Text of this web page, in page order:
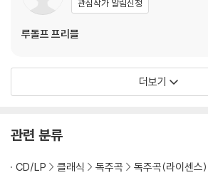
관심작가 알림신청
루돌프 프리믈
더보기
관련 분류
CD/LP 클래식 독주곡 독주곡(라이센스)